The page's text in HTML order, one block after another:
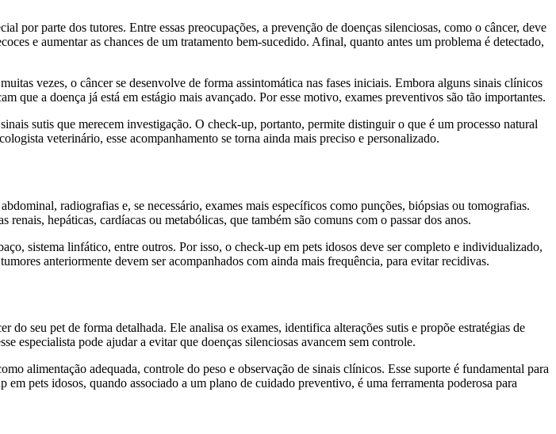
por parte dos tutores. Entre essas preocupações, a prevenção de doenças silenciosas, como o câncer, deve
e aumentar as chances de um tratamento bem-sucedido. Afinal, quanto antes um problema é detectado,
vezes, o câncer se desenvolve de forma assintomática nas fases iniciais. Embora alguns sinais clínicos
que a doença já está em estágio mais avançado. Por esse motivo, exames preventivos são tão importantes.
sutis que merecem investigação. O check-up, portanto, permite distinguir o que é um processo natural
veterinário, esse acompanhamento se torna ainda mais preciso e personalizado.
radiografias e, se necessário, exames mais específicos como punções, biópsias ou tomografias.
hepáticas, cardíacas ou metabólicas, que também são comuns com o passar dos anos.
sistema linfático, entre outros. Por isso, o check-up em pets idosos deve ser completo e individualizado,
anteriormente devem ser acompanhados com ainda mais frequência, para evitar recidivas.
seu pet de forma detalhada. Ele analisa os exames, identifica alterações sutis e propõe estratégias de
especialista pode ajudar a evitar que doenças silenciosas avancem sem controle.
alimentação adequada, controle do peso e observação de sinais clínicos. Esse suporte é fundamental para
pets idosos, quando associado a um plano de cuidado preventivo, é uma ferramenta poderosa para